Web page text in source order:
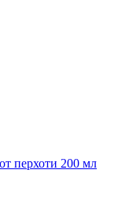
перхоти 200 мл